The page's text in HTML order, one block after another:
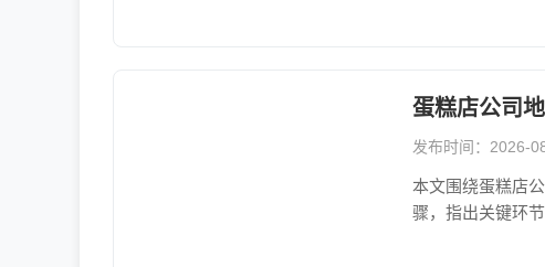
蛋糕店公司
发布时间：2026-
本文围绕蛋糕店
骤，指出关键环